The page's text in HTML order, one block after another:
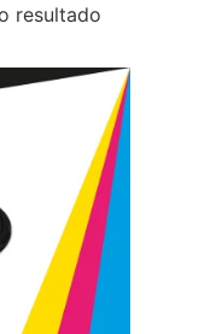
resultado